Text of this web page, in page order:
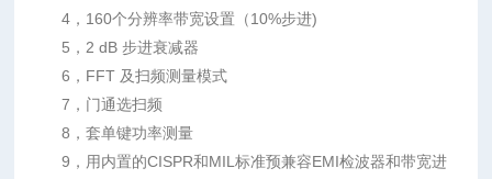
4，160个分辨率带宽设置（10%步进)
5，2 dB 步进衰减器
6，FFT 及扫频测量模式
7，门通选扫频
8，套单键功率测量
9，用内置的CISPR和MIL标准预兼容EMI检波器和带宽进